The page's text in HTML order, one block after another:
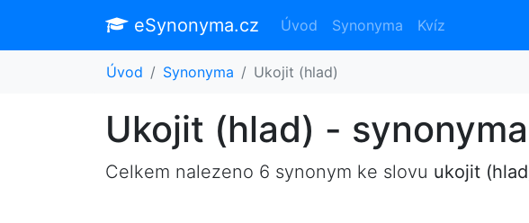
eSynonyma.cz Úvod Synonyma Kvíz
Úvod Synonyma Ukojit (hlad)
Ukojit (hlad) - synonyma
Celkem nalezeno 6 synonym ke slovu ukojit